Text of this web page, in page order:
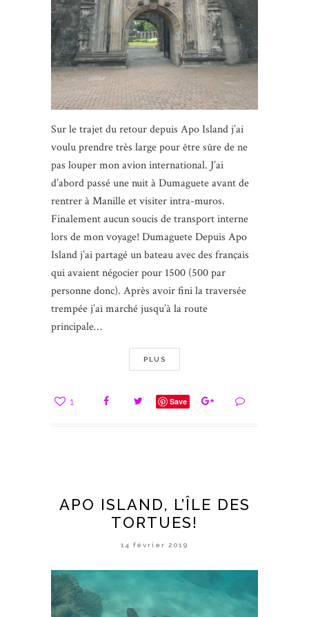
Sur le trajet du retour depuis Apo Island j’ai
voulu prendre très large pour être sûre de ne
pas louper mon avion international. J’ai
d’abord passé une nuit à Dumaguete avant de
rentrer à Manille et visiter intra-muros.
Finalement aucun soucis de transport interne
lors de mon voyage! Dumaguete Depuis Apo
Island j’ai partagé un bateau avec des français
qui avaient négocier pour 1500 (500 par
personne donc). Après avoir fini la traversée
trempée j’ai marché jusqu’à la route
principale…
PLUS
1 Save
APO ISLAND, L’ÎLE DES
TORTUES!
14 février 2019